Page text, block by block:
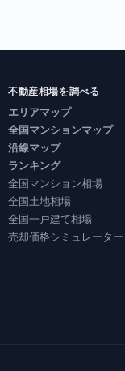
不動産相場を調べる
エリアマップ
全国マンションマップ
沿線マップ
ランキング
全国マンション相場
全国土地相場
全国一戸建て相場
売却価格シミュレーター